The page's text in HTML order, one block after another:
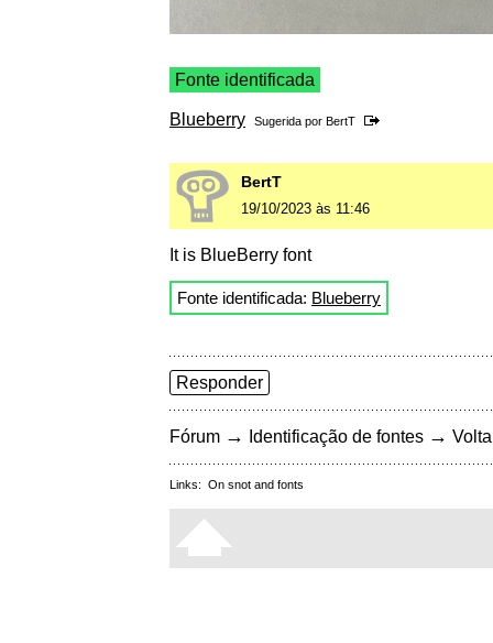
Fonte identificada
Blueberry Sugerida por BertT
BertT
19/10/2023 às 11:46
It is BlueBerry font
Fonte identificada: Blueberry
Responder
Fórum → Identificação de fontes →
Links: On snot and fonts